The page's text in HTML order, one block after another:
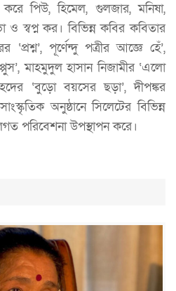
পিউ, হিমেল, গুলজার, মনিষা,
ও স্বপ্ন কর। বিভিন্ন কবির কবিতার
‌‘প্রশ্ন’, পূর্ণেন্দু পত্রীর আজ্ঞে হেঁ’,
মাহমুদুল হাসান নিজামীর ‘এলো
‘বুড়ো বয়সের ছড়া’, দীপঙ্কর
অনুষ্ঠানে সিলেটের বিভিন্ন
পরিবেশনা উপস্থাপন করে।